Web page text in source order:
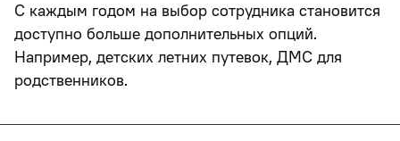
С каждым годом на выбор сотрудника становится
доступно больше дополнительных опций.
Например, детских летних путевок, ДМС для
родственников.